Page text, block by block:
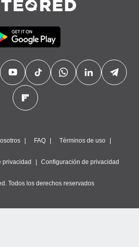
FAQ Términos de uso
privacidad Configuración de privacidad
Todos los derechos reservados